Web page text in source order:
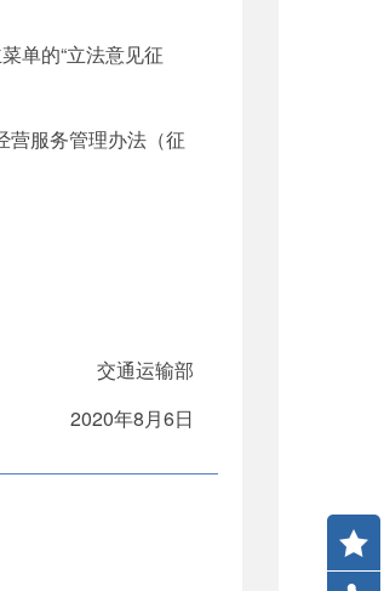
单的“立法意见征
营服务管理办法（征
交通运输部
2020年8月6日